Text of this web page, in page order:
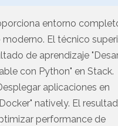
entorno
El técnico
de aprendizaje
con Python" en Stack.
aplicaciones en
natively. El
performance de